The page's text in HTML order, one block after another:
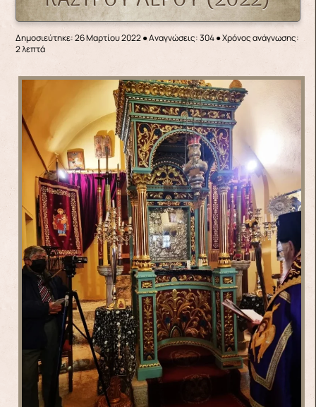
Δημοσιεύτηκε: 26 Μαρτίου 2022●Αναγνώσεις: 304● Χρόνος ανάγνωσης:
2 λεπτά